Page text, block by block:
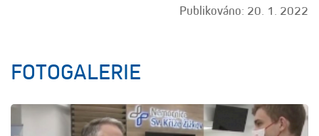
Publikováno: 20. 1. 2022
FOTOGALERIE